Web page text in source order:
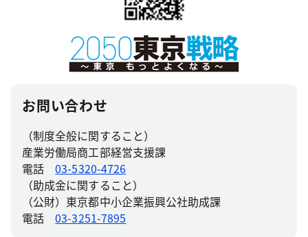
お問い合わせ
（制度全般に関すること）
産業労働局商工部経営支援課
電話03-5320-4726
（助成金に関すること）
（公財）東京都中小企業振興公社助成課
電話03-3251-7895